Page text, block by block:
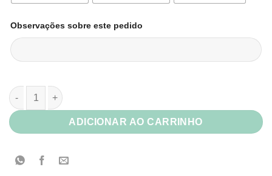
Observações sobre este pedido
Papel Sirio Color Íris quantidade
ADICIONAR AO CARRINHO